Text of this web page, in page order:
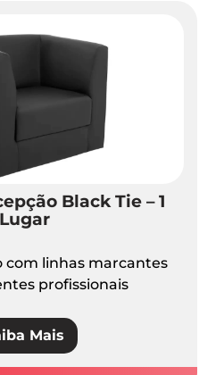
Black Tie – 1
Lugar
com linhas marcantes
profissionais
Mais